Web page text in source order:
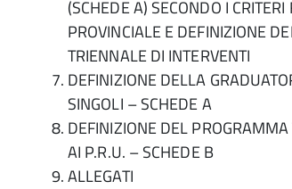
(SCHEDE A) SECONDO I
PROVINCIALE E DEFINIZIONE
TRIENNALE DI INTERVENTI
DEFINIZIONE DELLA
SINGOLI – SCHEDE A
DEFINIZIONE DEL
AI P.R.U. – SCHEDE B
ALLEGATI